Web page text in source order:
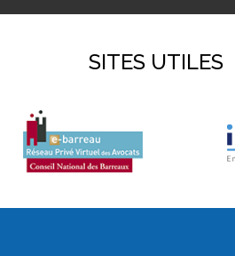
SITES UTILES